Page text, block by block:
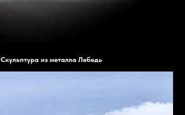
Скульптура из металла Лебедь